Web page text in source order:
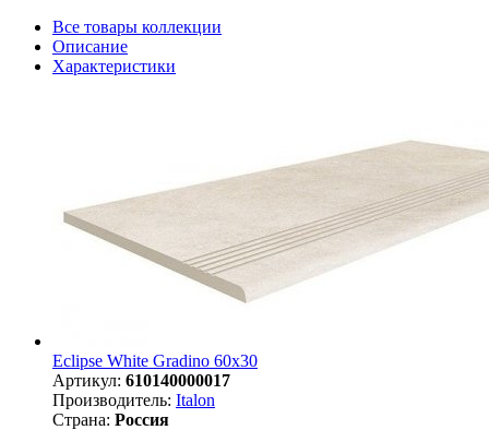
Все товары коллекции
Описание
Характеристики
Eclipse White Gradino 60x30
Артикул: 610140000017
Производитель: Italon
Страна: Россия